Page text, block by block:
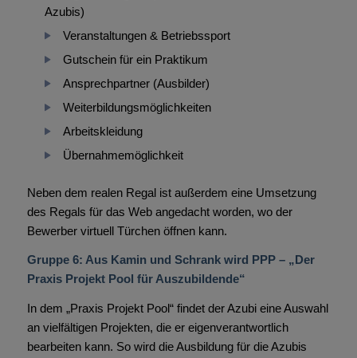
Azubis)
Veranstaltungen & Betriebssport
Gutschein für ein Praktikum
Ansprechpartner (Ausbilder)
Weiterbildungsmöglichkeiten
Arbeitskleidung
Übernahmemöglichkeit
Neben dem realen Regal ist außerdem eine Umsetzung
des Regals für das Web angedacht worden, wo der
Bewerber virtuell Türchen öffnen kann.
Gruppe 6: Aus Kamin und Schrank wird PPP – „Der
Praxis Projekt Pool für Auszubildende“
In dem „Praxis Projekt Pool“ findet der Azubi eine Auswahl
an vielfältigen Projekten, die er eigenverantwortlich
bearbeiten kann. So wird die Ausbildung für die Azubis